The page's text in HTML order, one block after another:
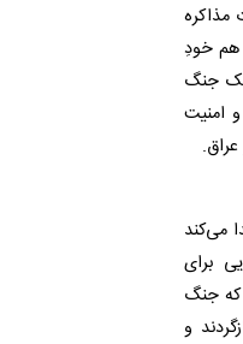
مذاکره
هم خودِ
یک جنگ
امنیت
می‌کند
برای
که جنگ
و